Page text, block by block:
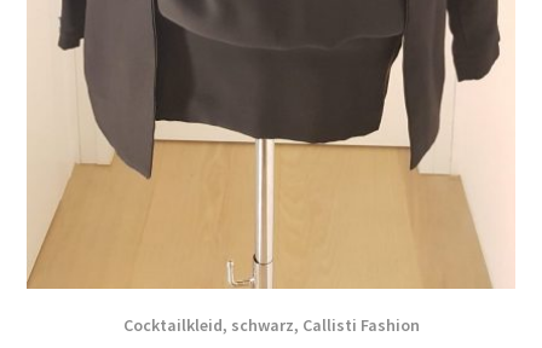
Cocktailkleid, schwarz, Callisti Fashion